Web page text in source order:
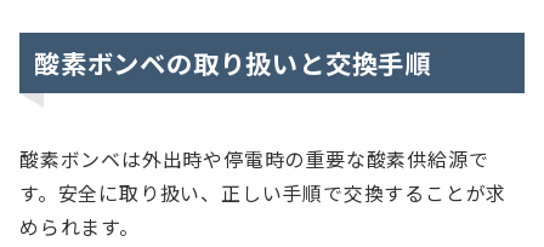
酸素ボンベの取り扱いと交換手順
酸素ボンベは外出時や停電時の重要な酸素供給源で
す。安全に取り扱い、正しい手順で交換することが求
められます。